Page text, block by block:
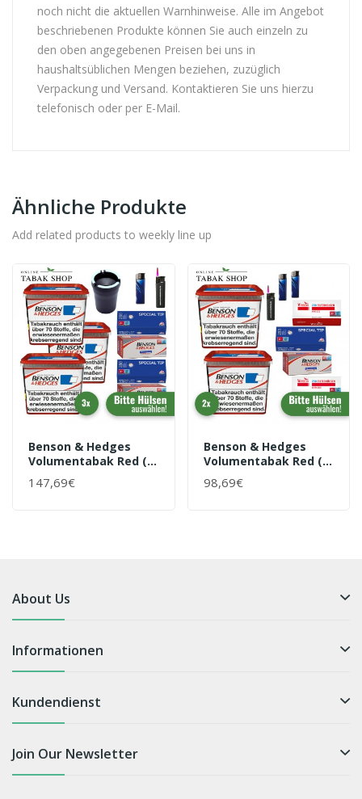
noch nicht die aktuellen Warnhinweise. Alle im Angebot
beschriebenen Produkte können Sie auch einzeln zu
den oben angegebenen Preisen bei uns in
haushaltsüblichen Mengen beziehen, zuzüglich
Verpackung und Versand. Kontaktieren Sie uns hierzu
telefonisch oder per E-Mail.
Ähnliche Produkte
Add related products to weekly line up
Benson & Hedges
Volumentabak Red (3
X 255g) + 1.000 Hülsen
(nach Wahl) + 1
147,69€
Benson & Hedges
Volumentabak Red (2
X 255g) + 1.000 Hülsen
(nach Wahl) + 1
98,69€
About Us
Informationen
Kundendienst
Join Our Newsletter